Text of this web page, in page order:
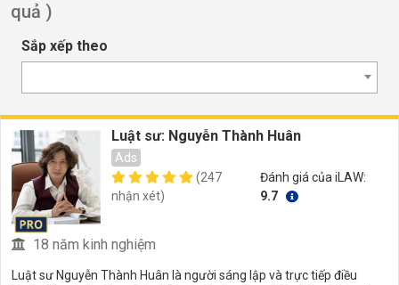
quả )
Sắp xếp theo
Luật sư: Nguyễn Thành Huân
Ads
(247
nhận xét)
Đánh giá của iLAW:
9.7
18 năm kinh nghiệm
Luật sư Nguyễn Thành Huân là người sáng lập và trực tiếp điều